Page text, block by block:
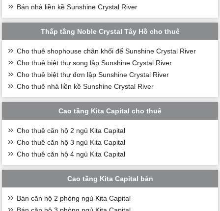
Bán nhà liền kề Sunshine Crystal River
Thấp tầng Noble Crystal Tây Hồ cho thuê
Cho thuê shophouse chân khối đế Sunshine Crystal River
Cho thuê biệt thự song lập Sunshine Crystal River
Cho thuê biệt thự đơn lập Sunshine Crystal River
Cho thuê nhà liền kề Sunshine Crystal River
Cao tầng Kita Capital cho thuê
Cho thuê căn hộ 2 ngủ Kita Capital
Cho thuê căn hộ 3 ngủ Kita Capital
Cho thuê căn hộ 4 ngủ Kita Capital
Cao tầng Kita Capital bán
Bán căn hộ 2 phòng ngủ Kita Capital